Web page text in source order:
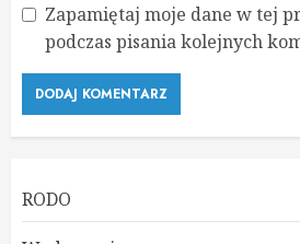
Zapamiętaj moje dane w tej
podczas pisania kolejnych
RODO